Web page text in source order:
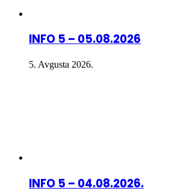
INFO 5 – 05.08.2026
5. Avgusta 2026.
INFO 5 – 04.08.2026.